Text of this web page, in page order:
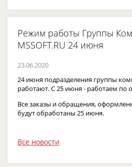
Режим работы Группы
MSSOFT.RU 24 июня
23.06.2020
24 июня подразделения группы
работают. С 25 июня - работаем по
Все заказы и обращения,
будут обработаны 25 июня.
Все новости